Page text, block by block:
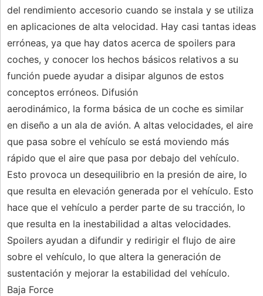
del rendimiento accesorio cuando se instala y se utiliza
en aplicaciones de alta velocidad. Hay casi tantas ideas
erróneas, ya que hay datos acerca de spoilers para
coches, y conocer los hechos básicos relativos a su
función puede ayudar a disipar algunos de estos
conceptos erróneos. Difusión
aerodinámico, la forma básica de un coche es similar
en diseño a un ala de avión. A altas velocidades, el aire
que pasa sobre el vehículo se está moviendo más
rápido que el aire que pasa por debajo del vehículo.
Esto provoca un desequilibrio en la presión de aire, lo
que resulta en elevación generada por el vehículo. Esto
hace que el vehículo a perder parte de su tracción, lo
que resulta en la inestabilidad a altas velocidades.
Spoilers ayudan a difundir y redirigir el flujo de aire
sobre el vehículo, lo que altera la generación de
sustentación y mejorar la estabilidad del vehículo.
Baja Force